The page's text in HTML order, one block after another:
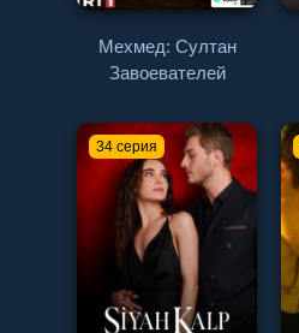
Мехмед: Султан
Завоевателей
34 серия